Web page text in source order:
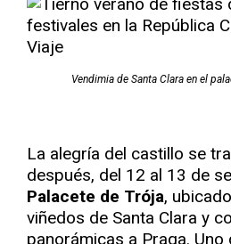
Vendimia de Santa Clara en el
La alegría del castillo se
después, del 12 al 13 de
Palacete de Trója,
viñedos de Santa Clara y
panorámicas a Praga.